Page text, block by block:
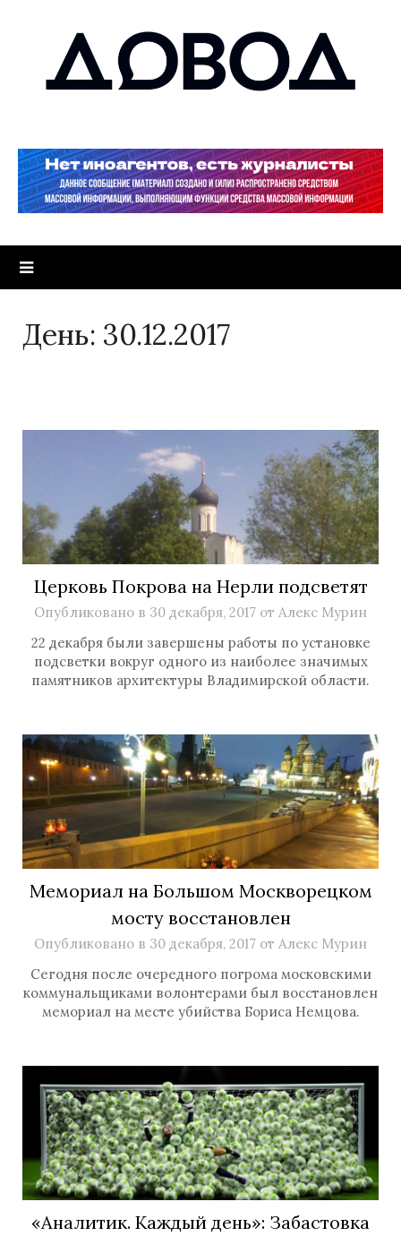
День: 30.12.2017
Церковь Покрова на Нерли подсветят
Опубликовано в 30 декабря, 2017 от Алекс Мурин
22 декабря были завершены работы по установке
подсветки вокруг одного из наиболее значимых
памятников архитектуры Владимирской области.
Мемориал на Большом Москворецком
мосту восстановлен
Опубликовано в 30 декабря, 2017 от Алекс Мурин
Сегодня после очередного погрома московскими
коммунальщиками волонтерами был восстановлен
мемориал на месте убийства Бориса Немцова.
«Аналитик. Каждый день»: Забастовка